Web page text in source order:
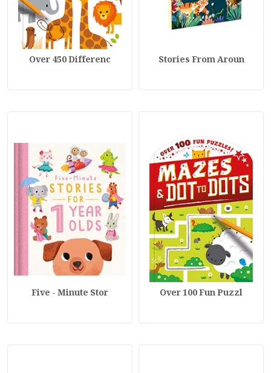
Stories From Aroun
Over 450 Differenc
Over 100 Fun Puzzl
Five - Minute Stor